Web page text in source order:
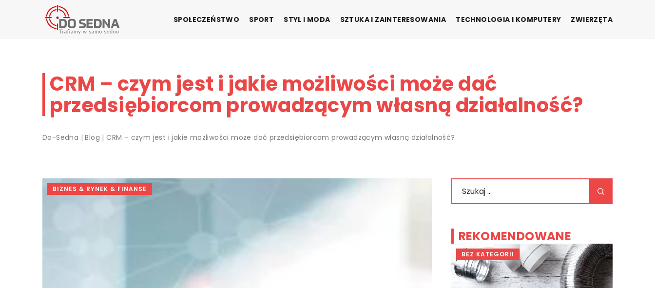
SPOŁECZEŃSTWO SPORT STYL I MODA SZTUKA I ZAINTERESOWANIA TECHNOLOGIA I KOMPUTERY ZWIERZĘTA
CRM – czym jest i jakie możliwości może dać
przedsiębiorcom prowadzącym własną działalność?
Do-Sedna |Blog |CRM – czym jest i jakie możliwości może dać przedsiębiorcom prowadzącym własną działalność?
BIZNES & RYNEK & FINANSE
REKOMENDOWANE
BEZ KATEGORII